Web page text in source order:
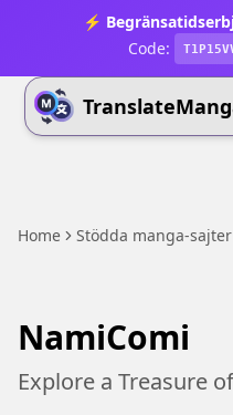
⚡
Code:
Home Stödda manga-sajter
NamiComi
Explore a Treasure